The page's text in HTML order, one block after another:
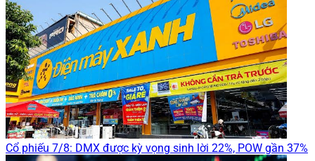
Cổ phiếu 7/8: DMX được kỳ vọng sinh lời 22%, POW gần 37%